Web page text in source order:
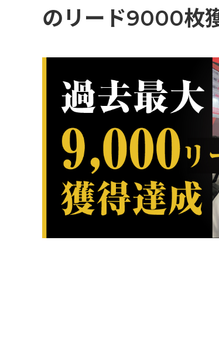
コミュニケーション実施領域
WEB広告・SNS運用・EC運営
のリード9000枚